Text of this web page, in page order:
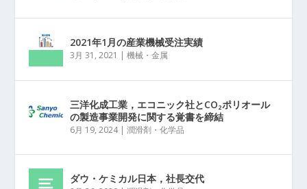
2021年1月の産業機械受注実績
3月 31, 2021 |機械・金属
三洋化成工業，エコニック社とCO₂ポリオール
の製造事業開発に関する覚書を締結
6月 19, 2024|潤滑剤・化学品
ダウ・ケミカル日本，社長交代